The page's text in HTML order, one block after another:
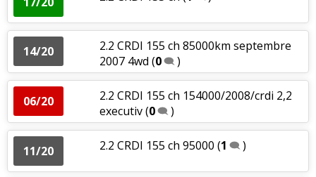
14/20
2.2 CRDI 155 ch 85000km septembre
2007 4wd (0 )
06/20
2.2 CRDI 155 ch 154000/2008/crdi 2,2
executiv(0 )
11/20 2.2 CRDI 155 ch 95000 (1 )